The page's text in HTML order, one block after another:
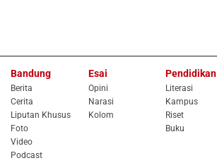
Bandung
Berita
Cerita
Liputan Khusus
Foto
Video
Podcast
Esai
Opini
Narasi
Kolom
Pendidikan
Literasi
Kampus
Riset
Buku